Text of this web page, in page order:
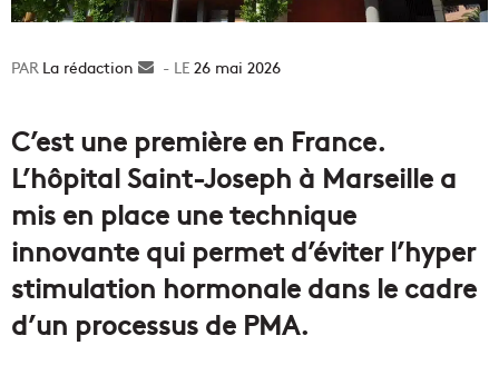
La rédaction
Envoyer26 mai 2026
C’est une première en France.
L’hôpital Saint-Joseph à Marseille a
mis en place une technique
innovante qui permet d’éviter l’hyper
stimulation hormonale dans le cadre
d’un processus de PMA.